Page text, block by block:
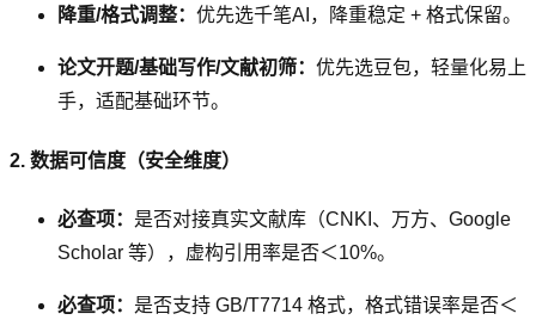
降重/格式调整： 优先选千笔AI，降重稳定 + 格式保留。
论文开题/基础写作/文献初筛： 优先选豆包，轻量化易上
手，适配基础环节。
2. 数据可信度（安全维度）
必查项： 是否对接真实文献库（CNKI、万方、Google
Scholar 等），虚构引用率是否＜10%。
必查项： 是否支持 GB/T7714 格式，格式错误率是否＜